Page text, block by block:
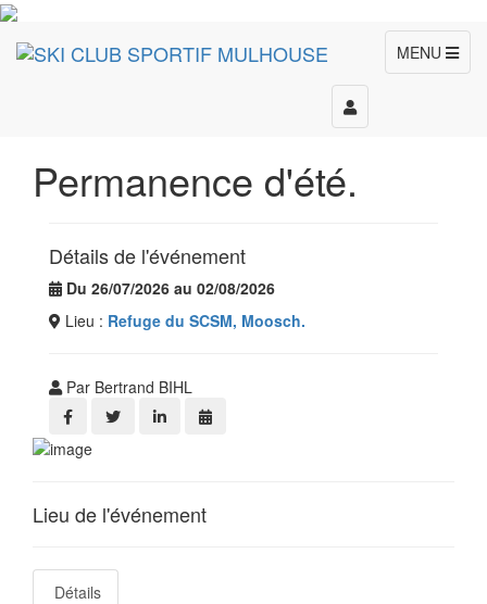
MENU
Toggle
navigation
Permanence d'été.
Détails de l'événement
Du 26/07/2026 au 02/08/2026
Lieu : Refuge du SCSM, Moosch.
Par Bertrand BIHL
Lieu de l'événement
Détails